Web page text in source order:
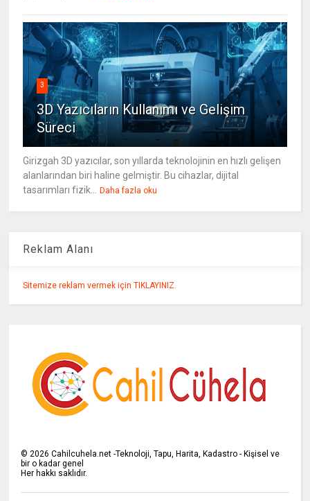
3
3D Yazıcıların Kullanımı ve Gelişim
Süreci
Girizgah 3D yazıcılar, son yıllarda teknolojinin en hızlı gelişen
alanlarından biri haline gelmiştir. Bu cihazlar, dijital
tasarımları fizik...
Daha fazla oku
Reklam Alanı
Sitemize reklam vermek için TIKLAYINIZ.
©2026 Cahilcuhela.net -Teknoloji, Tapu, Harita, Kadastro - Kişisel ve
bir o kadar genel
Her hakkı saklıdır.